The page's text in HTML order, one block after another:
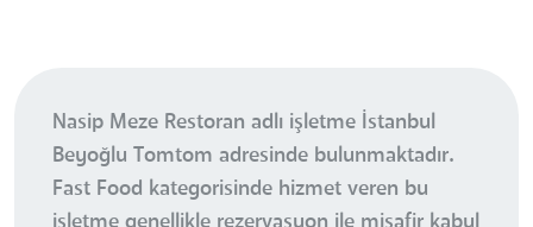
Nasip Meze Restoran adlı işletme İstanbul
Beyoğlu Tomtom adresinde bulunmaktadır.
Fast Food kategorisinde hizmet veren bu
işletme genellikle rezervasyon ile misafir kabul